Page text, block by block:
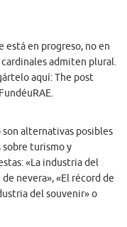
está en progreso, no en
cardinales admiten plural.
aquí: The post
son alternativas posibles
sobre turismo y
«La industria del
nevera», «El récord de
del souvenir» o